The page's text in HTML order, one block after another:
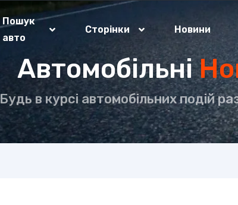
Пошук
авто
Сторінки Новини
Автомобільні
Будь в курсі автомобільних подій